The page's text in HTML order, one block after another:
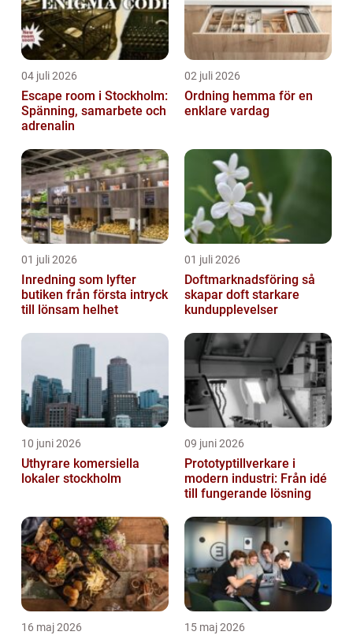
04 juli 2026
Escape room i Stockholm:
Spänning, samarbete och
adrenalin
02 juli 2026
Ordning hemma för en
enklare vardag
01 juli 2026
Inredning som lyfter
butiken från första intryck
till lönsam helhet
01 juli 2026
Doftmarknadsföring så
skapar doft starkare
kundupplevelser
10 juni 2026
Uthyrare komersiella
lokaler stockholm
09 juni 2026
Prototyptillverkare i
modern industri: Från idé
till fungerande lösning
16 maj 2026 15 maj 2026